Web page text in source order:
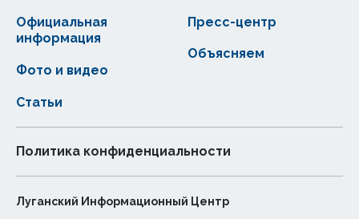
Статьи
Официальная
информация
Фото и видео
Пресс-центр
Объясняем
Политика конфиденциальности
Луганский Информационный Центр